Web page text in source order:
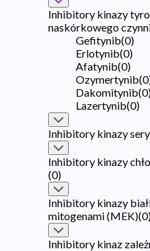
Inhibitory kinazy
naskórkowego
Gefitynib(0)
Erlotynib(0)
Afatynib(0)
Ozymertynib(0
Dakomitynib(0
Lazertynib(0)
Inhibitory kinazy
Inhibitory kinazy
(0)
Inhibitory kinazy
mitogenami (MEK)(0
Inhibitory kinaz